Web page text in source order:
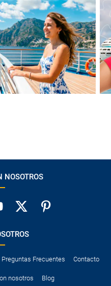
NOSOTROS
Preguntas Frecuentes Contacto
nosotros Blog